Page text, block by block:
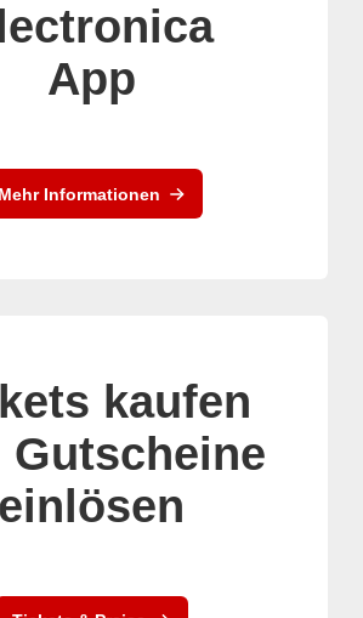
App
Mehr Informationen
kaufen
Gutscheine
einlösen